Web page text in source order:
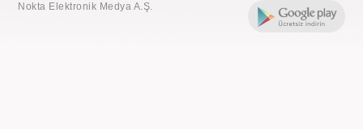
Nokta Elektronik Medya A.Ş.